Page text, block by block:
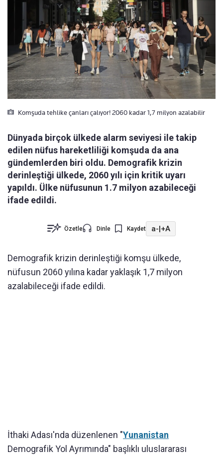
Komşuda tehlike çanları çalıyor! 2060 kadar 1,7 milyon azalabilir
Dünyada birçok ülkede alarm seviyesi ile takip
edilen nüfus hareketliliği komşuda da ana
gündemlerden biri oldu. Demografik krizin
derinleştiği ülkede, 2060 yılı için kritik uyarı
yapıldı. Ülke nüfusunun 1.7 milyon azabileceği
ifade edildi.
Özetle Dinle Kaydet a-|+A
Demografik krizin derinleştiği komşu ülkede,
nüfusun 2060 yılına kadar yaklaşık 1,7 milyon
azalabileceği ifade edildi.
İthaki Adası'nda düzenlenen "Yunanistan
Demografik Yol Ayrımında" başlıklı uluslararası